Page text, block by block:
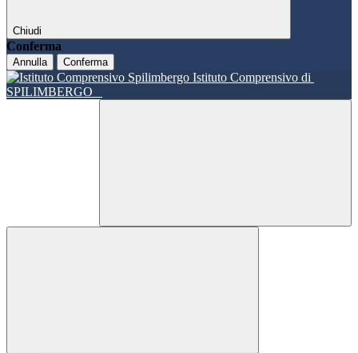
Chiudi
Conferma
Annulla Conferma
Istituto Comprensivo di
SPILIMBERGO